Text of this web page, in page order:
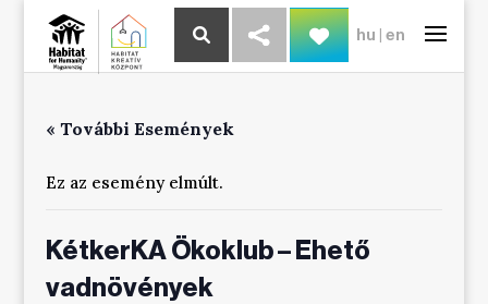
hu |en
« További Események
Ez az esemény elmúlt.
KétkerKA Ökoklub – Ehető
vadnövények